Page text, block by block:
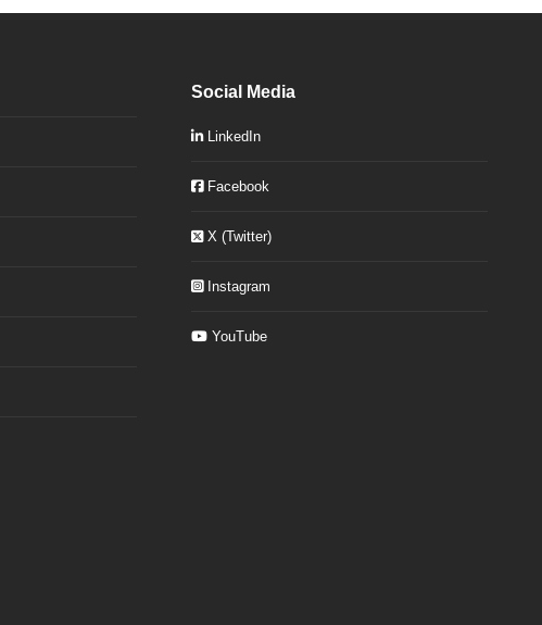
Social Media
LinkedIn
Facebook
X (Twitter)
Instagram
YouTube